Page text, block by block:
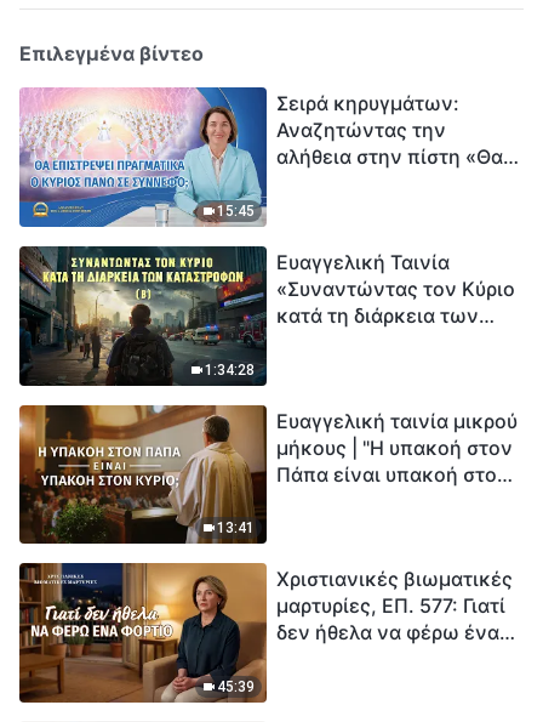
Επιλεγμένα βίντεο
15:45
Σειρά κηρυγμάτων:
Αναζητώντας την
αλήθεια στην πίστη «Θα
1:34:28
Ευαγγελική Ταινία
«Συναντώντας τον Κύριο
κατά τη διάρκεια των
εξαφάνισης». Οι
καταστροφές χτυπούν.
Ξεκινά η αντίστροφη
13:41
Ευαγγελική ταινία μικρού
μήκους | "Η υπακοή στον
Πάπα είναι υπακοή στον
45:39
Χριστιανικές βιωματικές
μαρτυρίες, ΕΠ. 577: Γιατί
δεν ήθελα να φέρω ένα